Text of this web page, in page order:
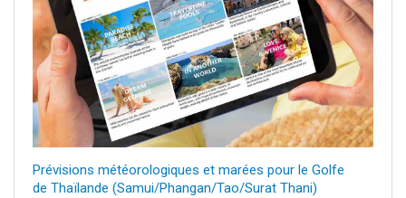
Prévisions météorologiques et marées pour le Golfe
de Thaïlande (Samui/Phangan/Tao/Surat Thani)